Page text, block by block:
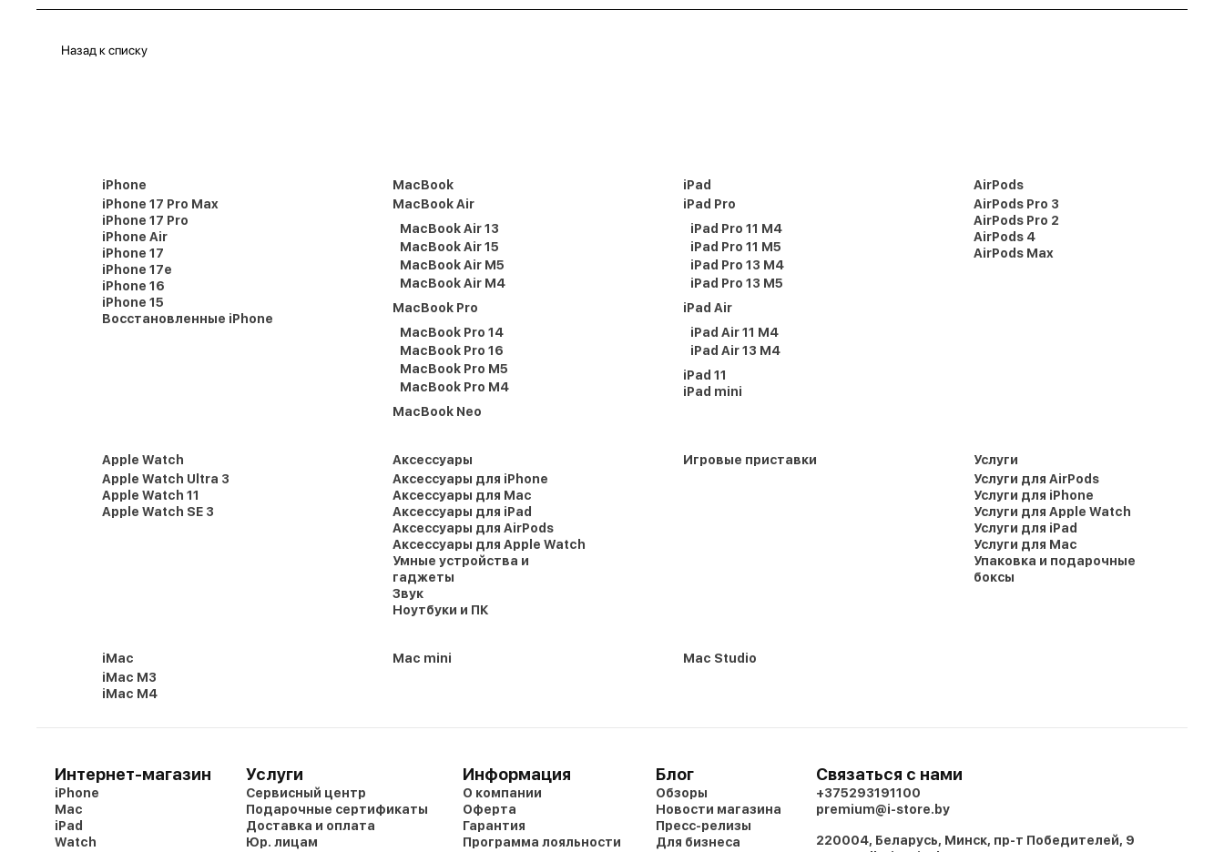
Назад к списку
iPhone
iPhone 17 Pro Max
iPhone 17 Pro
iPhone Air
iPhone 17
iPhone 17e
iPhone 16
iPhone 15
Восстановленные iPhone
MacBook
MacBook Air
MacBook Air 13
MacBook Air 15
MacBook Air M5
MacBook Air M4
MacBook Pro
MacBook Pro 14
MacBook Pro 16
MacBook Pro M5
MacBook Pro M4
MacBook Neo
iPad
iPad Pro
iPad Pro 11 M4
iPad Pro 11 M5
iPad Pro 13 M4
iPad Pro 13 M5
iPad Air
iPad Air 11 M4
iPad Air 13 M4
iPad 11
iPad mini
AirPods
AirPods Pro 3
AirPods Pro 2
AirPods 4
AirPods Max
Apple Watch
Apple Watch Ultra 3
Apple Watch 11
Apple Watch SE 3
Аксессуары
Аксессуары для iPhone
Аксессуары для Mac
Аксессуары для iPad
Аксессуары для AirPods
Аксессуары для Apple Watch
Умные устройства и
гаджеты
Звук
Ноутбуки и ПК
Игровые приставки
Услуги
Услуги для AirPods
Услуги для iPhone
Услуги для Apple Watch
Услуги для iPad
Услуги для Mac
Упаковка и подарочные
боксы
iMac
iMac M3
iMac M4
Mac mini Mac Studio
Интернет-магазин
iPhone
Mac
iPad
Watch
Услуги
Сервисный центр
Подарочные сертификаты
Доставка и оплата
Юр. лицам
Информация
О компании
Оферта
Гарантия
Программа лояльности
Блог
Обзоры
Новости магазина
Пресс-релизы
Для бизнеса
Связаться с нами
+375293191100
premium@i-store.by
220004, Беларусь, Минск, пр-т Победителей, 9